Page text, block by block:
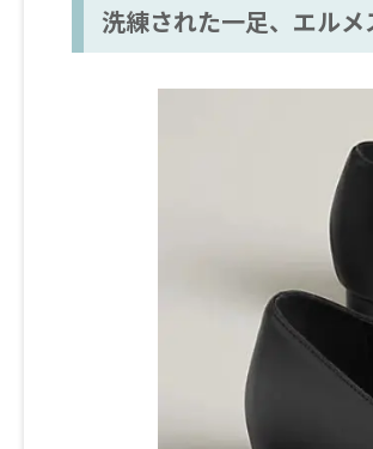
洗練された一足、エル